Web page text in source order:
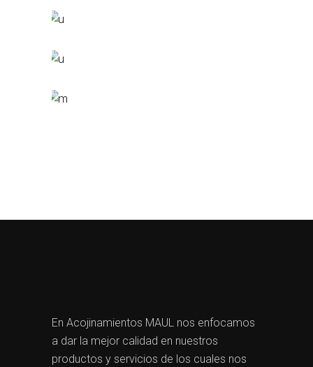
En Acojinamientos MAUL nos enfocamos
a dar la mejor calidad en nuestros
productos y servicios de los cuales nos